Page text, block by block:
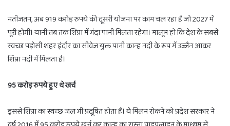
नतीजतन, अब 919 करोड़ रुपये की दूसरी योजना पर काम चल रहा है जो 2027 में
पूरी होगी। यानी तब तक शिप्रा में गंदा पानी मिलता रहेगा। मालूम हो कि देश के सबसे
स्वच्छ पड़ोसी शहर इंदौर का सीवेज युक्त पानी कान्ह नदी के रूप में उज्जैन आकर
शिप्रा नदी में मिलता है।
95 करोड़ रुपये हुए थे खर्च
इससे शिप्रा का स्वच्छ जल भी प्रदूषित होता है। ये मिलन रोकने को प्रदेश सरकार ने